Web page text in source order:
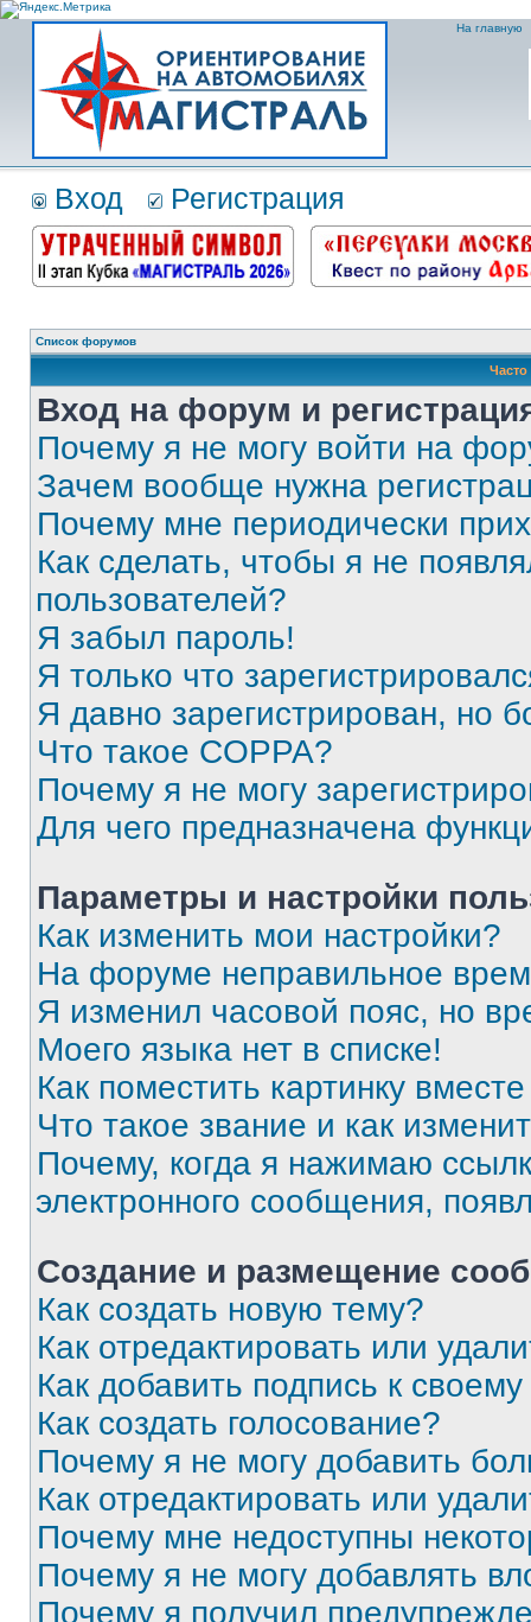
На главную
Вход Регистрация
Список форумов
Вход на форум и
Почему я не могу войти на
Зачем вообще нужна
Почему мне периодически
Как сделать, чтобы я не
пользователей?
Я забыл пароль!
Я только что
Я давно зарегистрирован, но
Что такое COPPA?
Почему я не могу
Для чего предназначена
Параметры и настройки
Как изменить мои настройки?
На форуме неправильное
Я изменил часовой пояс, но
Моего языка нет в списке!
Как поместить картинку
Что такое звание и как
Почему, когда я нажимаю
электронного сообщения,
Создание и размещение
Как создать новую тему?
Как отредактировать или
Как добавить подпись к
Как создать голосование?
Почему я не могу добавить
Как отредактировать или
Почему мне недоступны
Почему я не могу добавлять
Почему я получил